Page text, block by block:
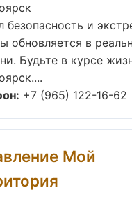
безопасность и
обновляется в
Будьте в курсе
+7 (965) 122-16-62
Мой